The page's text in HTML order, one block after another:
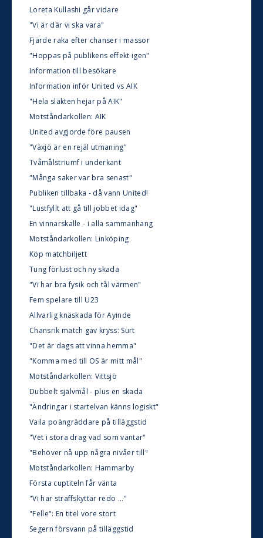
Loreta Kullashi går vidare
"Vi är där vi ska vara"
Fjärde raka efter chanser i massor
"Hoppas på publikens effekt igen"
Information till besökare
Information inför United vs AIK
"Hela släkten hejar på AIK"
Motståndarkollen: AIK
United avgjorde före pausen
"Växjö är en rejäl utmaning"
Tvåmålstriumf i underkant
"Många saker var bra senast"
Publiken tillbaka - då vann United!
"Lustfyllt att gå till jobbet idag"
En vinnarskalle - i alla sammanhang
Motståndarkollen: Linköping
Köp matchbiljett
Tung förlust och ny skada
"Vi har bra fysik och tål värmen"
Fem spelare till U23
Allvarlig knäskada för Ayinde
Chansrik match gav kryss: Surt
"Det är dags att vinna hemma"
"Komma med till OS är mitt mål"
Motståndarkollen: Vittsjö
Dubbelt självmål - plus en skada
"Ändringar i startelvan känns logiskt"
Vaila poängräddare på tilläggstid
"Vet i stora drag vad som väntar"
"Behöver nå upp några nivåer till"
Motståndarkollen: Hammarby
Första cuptiteln får vänta
"Vi har straffskyttar redo ..."
"Felle": En titel vore stort
Segern försvann på tilläggstid